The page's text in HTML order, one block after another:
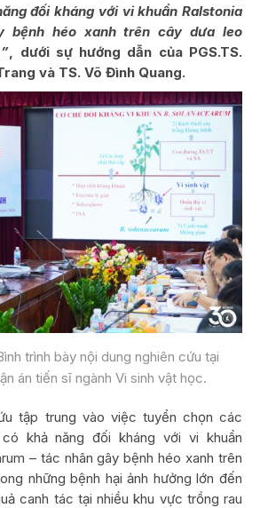
đối kháng với vi khuẩn Ralstonia
bệnh héo xanh trên cây dưa leo
, dưới sự hướng dẫn của PGS.TS.
và TS. Võ Đình Quang.
trình bày nội dung nghiên cứu tại
án tiến sĩ ngành Vi sinh vật học.
tập trung vào việc tuyển chọn các
khả năng đối kháng với vi khuẩn
– tác nhân gây bệnh héo xanh trên
những bệnh hại ảnh hưởng lớn đến
canh tác tại nhiều khu vực trồng rau